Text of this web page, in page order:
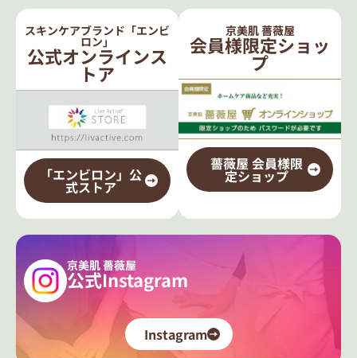
スキンケアブランド「エンビ
ロン」
公式オンラインス
トア
「エンビロン」公
式ストア
京美肌 薔薇屋
会員様限定ショッ
プ
薔薇屋 会員様限
定ショップ
京美肌 薔薇屋
公式Instagram
Instagram